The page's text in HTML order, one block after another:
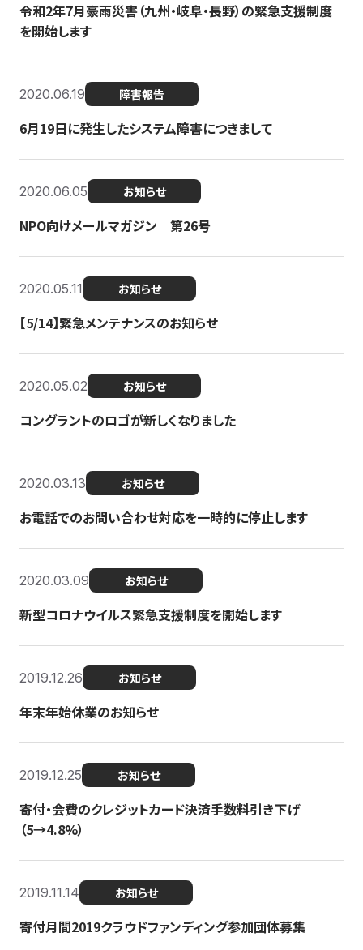
令和2年7月豪雨災害（九州・岐阜・長野）の緊急支援制度
を開始します
2020.06.19 障害報告
6月19日に発生したシステム障害につきまして
2020.06.05 お知らせ
NPO向けメールマガジン 第26号
2020.05.11 お知らせ
【5/14】緊急メンテナンスのお知らせ
2020.05.02 お知らせ
コングラントのロゴが新しくなりました
2020.03.13 お知らせ
お電話でのお問い合わせ対応を一時的に停止します
2020.03.09 お知らせ
新型コロナウイルス緊急支援制度を開始します
2019.12.26 お知らせ
年末年始休業のお知らせ
2019.12.25 お知らせ
寄付・会費のクレジットカード決済手数料引き下げ
（5→4.8%）
2019.11.14 お知らせ
寄付月間2019クラウドファンディング参加団体募集